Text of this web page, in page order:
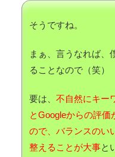
そうですね。
まぁ、言うなれば、
ることなので（笑）
要は、 不自然にキー
とGoogleからの評価
ので、バランスのい
整えることが大事と